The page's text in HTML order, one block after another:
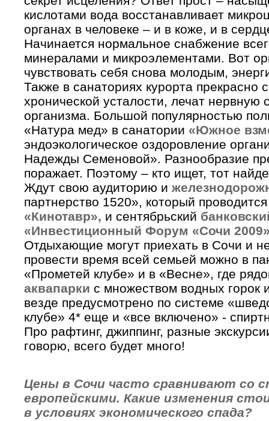
кислотами вода восстанавливает
органах в человеке – и в коже, и в
Начинается нормальное снабжение
минералами и микроэлементами. Вот
чувствовать себя снова молодым,
Также в санаториях курорта прекрасно
хронической усталости, лечат нервную
организма. Большой популярностью
«Натура мед» в санатории «Южное
эндоэкологическое оздоровление
Надежды Семеновой». Разнообразие
поражает. Поэтому – кто ищет, тот
Ждут свою аудиторию и
партнерство 1520», который
«Кинотавр», и сентябрьский
«Инвестиционный Форум «Сочи
Отдыхающие могут приехать в Сочи и
провести время всей семьей можно в
«Прометей клубе» и в «Весне», где
аквапарки с множеством водных горок
везде предусмотрено по системе
клубе» 4* еще и «все включено» -
Про рафтинг, джиппинг, разные
говорю, всего будет много!
Цены в Сочи часто сравнивают со
европейскими. Какие изменения
в условиях экономического спада?